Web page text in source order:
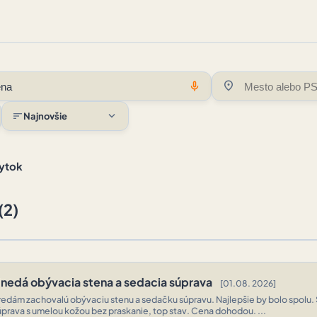
mic location_on
sortNajnovšie expand_more
obývacia stena a sedacia súprava [01.08. 2026]
zachovalú obývaciu stenu a sedačku súpravu. Najlepšie by bolo spolu.
s umelou kožou bez praskanie, top stav. Cena dohodou. ...